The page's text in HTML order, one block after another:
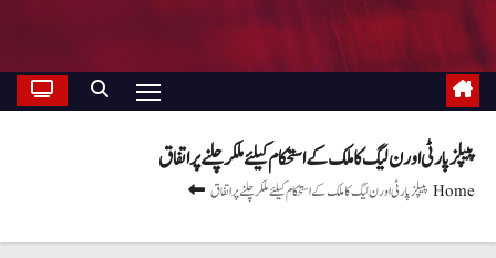
پیپلز پارٹی اور ن لیگ کا ملک کے استحکام کیلئے ملکر چلنے پر اتفاق
Homeپیپلز پارٹی اور ن لیگ کا ملک کے استحکام کیلئے ملکر چلنے پر اتفاق